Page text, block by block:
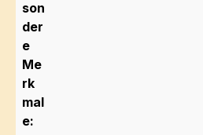
son
der
e
Me
rk
mal
e: